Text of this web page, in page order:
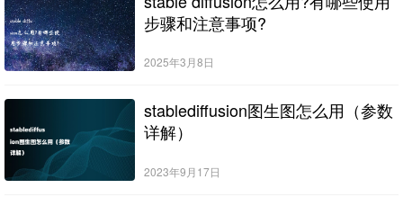
步骤和注意事项?
2025年3月8日
stablediffusion图生图怎么用（参数
详解）
2023年9月17日